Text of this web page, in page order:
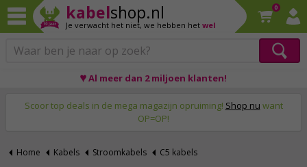
kabelshop.nl
Je verwacht het niet, we hebben het wel
0
♥ Al meer dan 2 miljoen klanten!
Scoor top deals in de mega magazijn opruiming! Shop nu want
OP=OP!
Home Kabels Stroomkabels C5 kabels